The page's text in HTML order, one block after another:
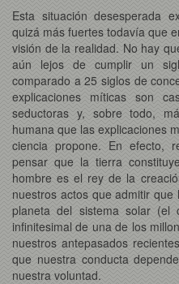
Esta situación desesperada
quizá más fuertes todavía que
visión de la realidad. No hay
aún lejos de cumplir un
comparado a 25 siglos de
explicaciones míticas son
seductoras y, sobre todo,
humana que las explicaciones
ciencia propone. En efecto,
pensar que la tierra
hombre es el rey de la
nuestros actos que admitir
planeta del sistema solar
infinitesimal de una de los
nuestros antepasados
que nuestra conducta
nuestra voluntad.